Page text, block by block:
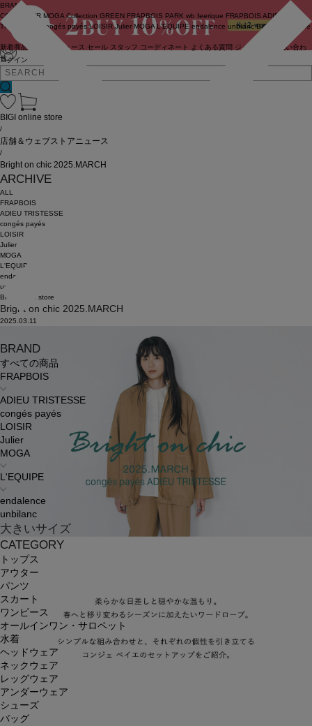
ログイン
BRAND
COUTURIER MOGA Collection GREEN FRAPBOIS PARK wb feerique FRAPBOIS ADIEU
TRISTESSE
congés payés LOISIR Julier MOGA L'EQUIPE endalence unbilanc BIGI online store
新着商品 ニュース セール スタッフ コーディネート よくある質問 ジャーナル
お問い合わ
せ
BRAND
すべての商品
FRAPBOIS
ADIEU TRISTESSE
congés payés
LOISIR
Julier
MOGA
L'EQUIPE
endalence
unbilanc
大きいサイズ
CATEGORY
トップス
アウター
パンツ
スカート
ワンピース
オールインワン・サロペット
水着
ヘッドウェア
ネックウェア
レッグウェア
アンダーウェア
シューズ
バッグ
BIGI online store
/
店舗＆ウェブストアニュース
/
Bright on chic 2025.MARCH
ARCHIVE
ALL
FRAPBOIS
ADIEU TRISTESSE
congés payés
LOISIR
Julier
MOGA
L'EQUIPE
endalence
unbilanc
BIGI online store
Bright on chic 2025.MARCH
2025.03.11